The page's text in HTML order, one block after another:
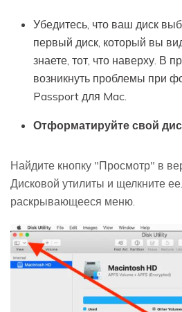
Убедитесь, что ваш диск
первый диск, который вы
знаете, тот, что наверху. В
возникнуть проблемы при
Passport для Mac.
Отформатируйте свой
Найдите кнопку "Просмотр" в
Дисковой утилиты и щелкните
раскрывающееся меню.